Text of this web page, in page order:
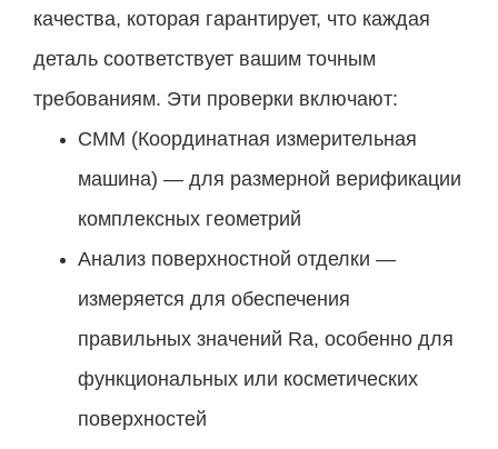
качества, которая гарантирует, что каждая
деталь соответствует вашим точным
требованиям. Эти проверки включают:
CMM (Координатная измерительная
машина) — для размерной верификации
комплексных геометрий
Анализ поверхностной отделки —
измеряется для обеспечения
правильных значений Ra, особенно для
функциональных или косметических
поверхностей